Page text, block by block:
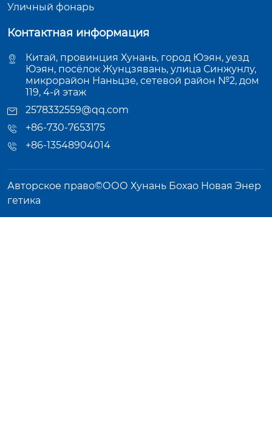
Уличный фонарь
Контактная информация
Китай, провинция Хунань, город Юэян, уезд
Юэян, посёлок Жунцзявань, улица Синжунлу,
микрорайон Наньцзе, сетевой район №2, дом
119, 4-й этаж
2578332559@qq.com
+86-730-7653175
+86-13548904014
Авторское право©ООО Хунань Бохао Новая Энер
гетика